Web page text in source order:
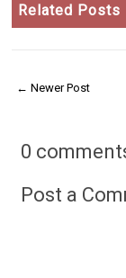
Related Posts
← Newer Post
0
Post a